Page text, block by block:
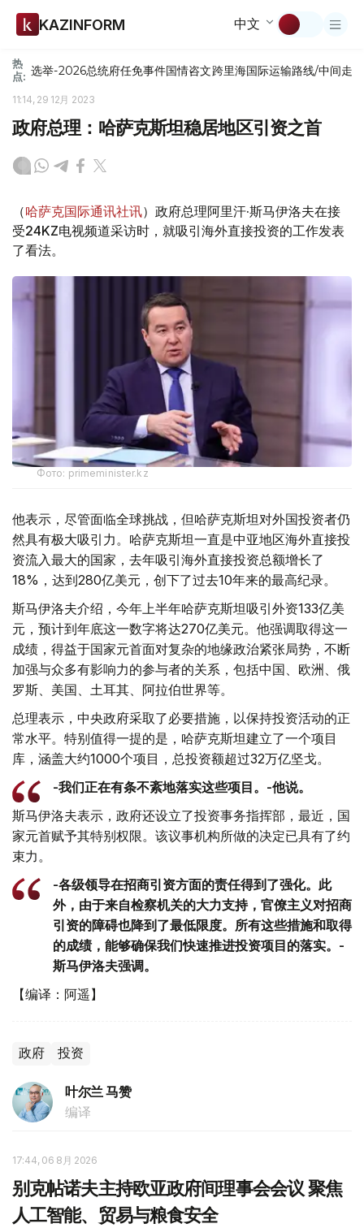
KAZINFORM 中文
热
点: 选举-2026总统府任免事件国情咨文跨里海国际运输路线/中间走廊
11:14, 29 12月 2023
政府总理：哈萨克斯坦稳居地区引资之首
（哈萨克国际通讯社讯）政府总理阿里汗·斯马伊洛夫在接
受24KZ电视频道采访时，就吸引海外直接投资的工作发表
了看法。
Фото: primeminister.kz
他表示，尽管面临全球挑战，但哈萨克斯坦对外国投资者仍
然具有极大吸引力。哈萨克斯坦一直是中亚地区海外直接投
资流入最大的国家，去年吸引海外直接投资总额增长了
18%，达到280亿美元，创下了过去10年来的最高纪录。
斯马伊洛夫介绍，今年上半年哈萨克斯坦吸引外资133亿美
元，预计到年底这一数字将达270亿美元。他强调取得这一
成绩，得益于国家元首面对复杂的地缘政治紧张局势，不断
加强与众多有影响力的参与者的关系，包括中国、欧洲、俄
罗斯、美国、土耳其、阿拉伯世界等。
总理表示，中央政府采取了必要措施，以保持投资活动的正
常水平。特别值得一提的是，哈萨克斯坦建立了一个项目
库，涵盖大约1000个项目，总投资额超过32万亿坚戈。
-我们正在有条不紊地落实这些项目。-他说。
斯马伊洛夫表示，政府还设立了投资事务指挥部，最近，国
家元首赋予其特别权限。该议事机构所做的决定已具有了约
束力。
-各级领导在招商引资方面的责任得到了强化。此
外，由于来自检察机关的大力支持，官僚主义对招商
引资的障碍也降到了最低限度。所有这些措施和取得
的成绩，能够确保我们快速推进投资项目的落实。-
斯马伊洛夫强调。
【编译：阿遥】
政府 投资
叶尔兰 马赞
编译
17:44, 06 8月 2026
别克帖诺夫主持欧亚政府间理事会会议 聚焦
人工智能、贸易与粮食安全